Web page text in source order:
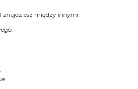
znajdziesz między innymi: